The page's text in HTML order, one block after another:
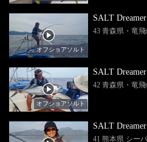
オフショアソルト
SALT Dreamer
43 青森県・竜
オフショアソルト
SALT Dreamer
42 青森県・竜飛
SALT Dreamer
41 熊本県 シー